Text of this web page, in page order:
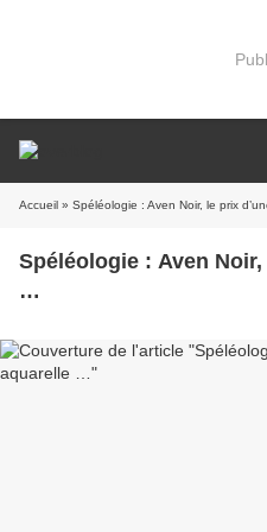
Accueil » Spéléologie : Aven Noir, le prix
Spéléologie : Aven
…